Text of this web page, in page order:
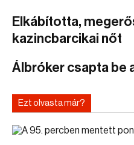
Elkábította,
kazincbarcikai nőt
Álbróker csapta be
Ezt olvasta már?